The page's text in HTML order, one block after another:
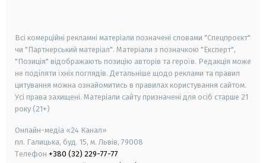
Всі комерційні рекламні матеріали позначені словами "Спецпроєкт"
чи "Партнерський матеріал". Матеріали з позначкою "Експерт",
"Позиція" відображають позицію авторів та героїв. Редакція може
не поділяти їхніх поглядів. Детальніше щодо реклами та правил
цитування можна ознайомитись в правилах користування сайтом.
Усі права захищені. Матеріали сайту призначені для осіб старше 21
року (21+)
Онлайн-медіа «24 Канал»
пл. Галицька, буд. 15, м. Львів, 79008
Телефон +380 (32) 229-77-77